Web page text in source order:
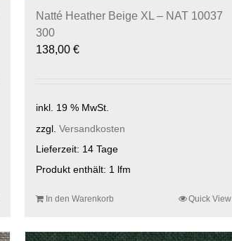
Natté Heather Beige XL – NAT 10037
300
138,00 €
inkl. 19 % MwSt.
zzgl. Versandkosten
Lieferzeit: 14 Tage
Produkt enthält: 1 lfm
In den Warenkorb Quick View